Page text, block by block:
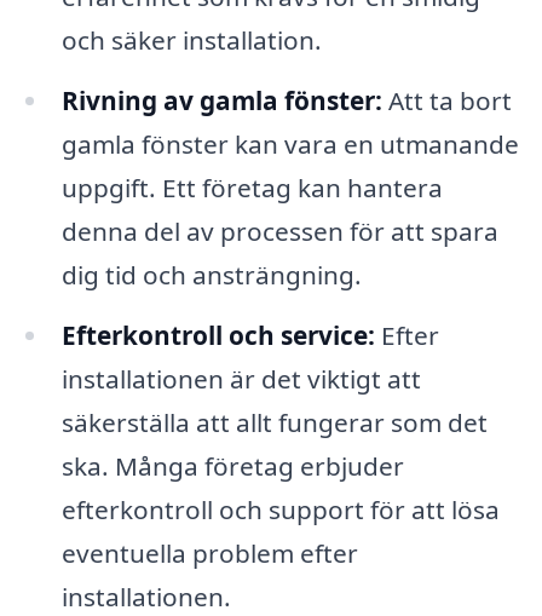
och säker installation.
Rivning av gamla fönster: Att ta bort
gamla fönster kan vara en utmanande
uppgift. Ett företag kan hantera
denna del av processen för att spara
dig tid och ansträngning.
Efterkontroll och service: Efter
installationen är det viktigt att
säkerställa att allt fungerar som det
ska. Många företag erbjuder
efterkontroll och support för att lösa
eventuella problem efter
installationen.